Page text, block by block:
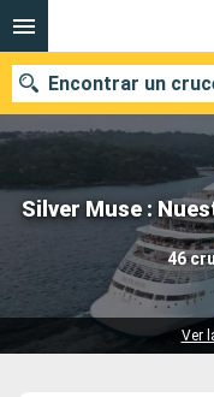
Silver Muse :
46
Ver
Encontrar un
Nuestros destinos
Fecha de salida
Puertos